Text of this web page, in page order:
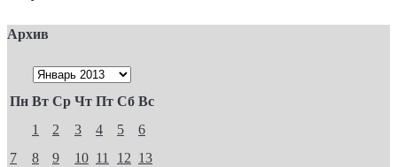
Архив
Пн Вт Ср Чт Пт Сб Вс
1 2 3 4 5
6
7
8 9 10 11 12 13